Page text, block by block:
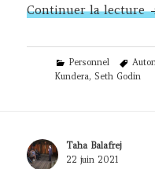
Continuer la lecture
Categories
Personnel Tags
Kundera, Seth Godin
Author
Taha Balafrej
Posted
22 juin 2021